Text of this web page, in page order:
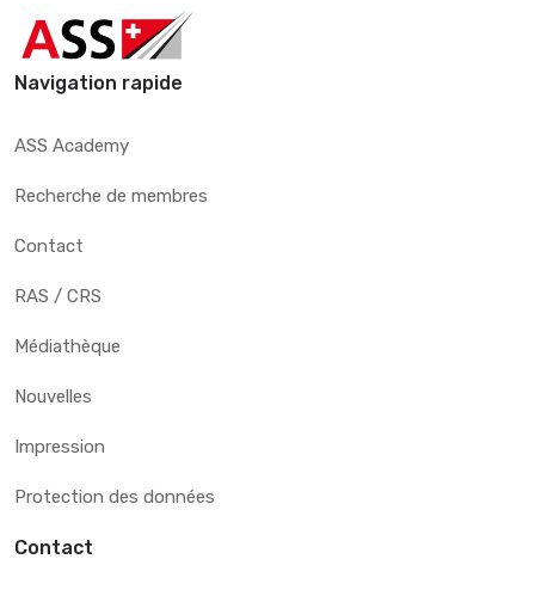
Navigation rapide
ASS Academy
Recherche de membres
Contact
RAS / CRS
Médiathèque
Nouvelles
Impression
Protection des données
Contact